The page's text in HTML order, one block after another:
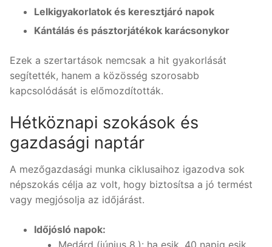
Lelkigyakorlatok és keresztjáró napok
Kántálás és pásztorjátékok karácsonykor
Ezek a szertartások nemcsak a hit gyakorlását
segítették, hanem a közösség szorosabb
kapcsolódását is előmozdították.
Hétköznapi szokások és
gazdasági naptár
A mezőgazdasági munka ciklusaihoz igazodva sok
népszokás célja az volt, hogy biztosítsa a jó termést
vagy megjósolja az időjárást.
Időjósló napok:
Medárd (június 8.): ha esik, 40 napig esik